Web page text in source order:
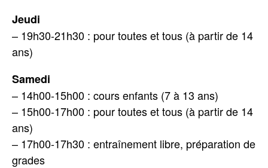
Jeudi
– 19h30-21h30 : pour toutes et tous (à partir de 14
ans)
Samedi
– 14h00-15h00 : cours enfants (7 à 13 ans)
– 15h00-17h00 : pour toutes et tous (à partir de 14
ans)
– 17h00-17h30 : entraînement libre, préparation de
grades